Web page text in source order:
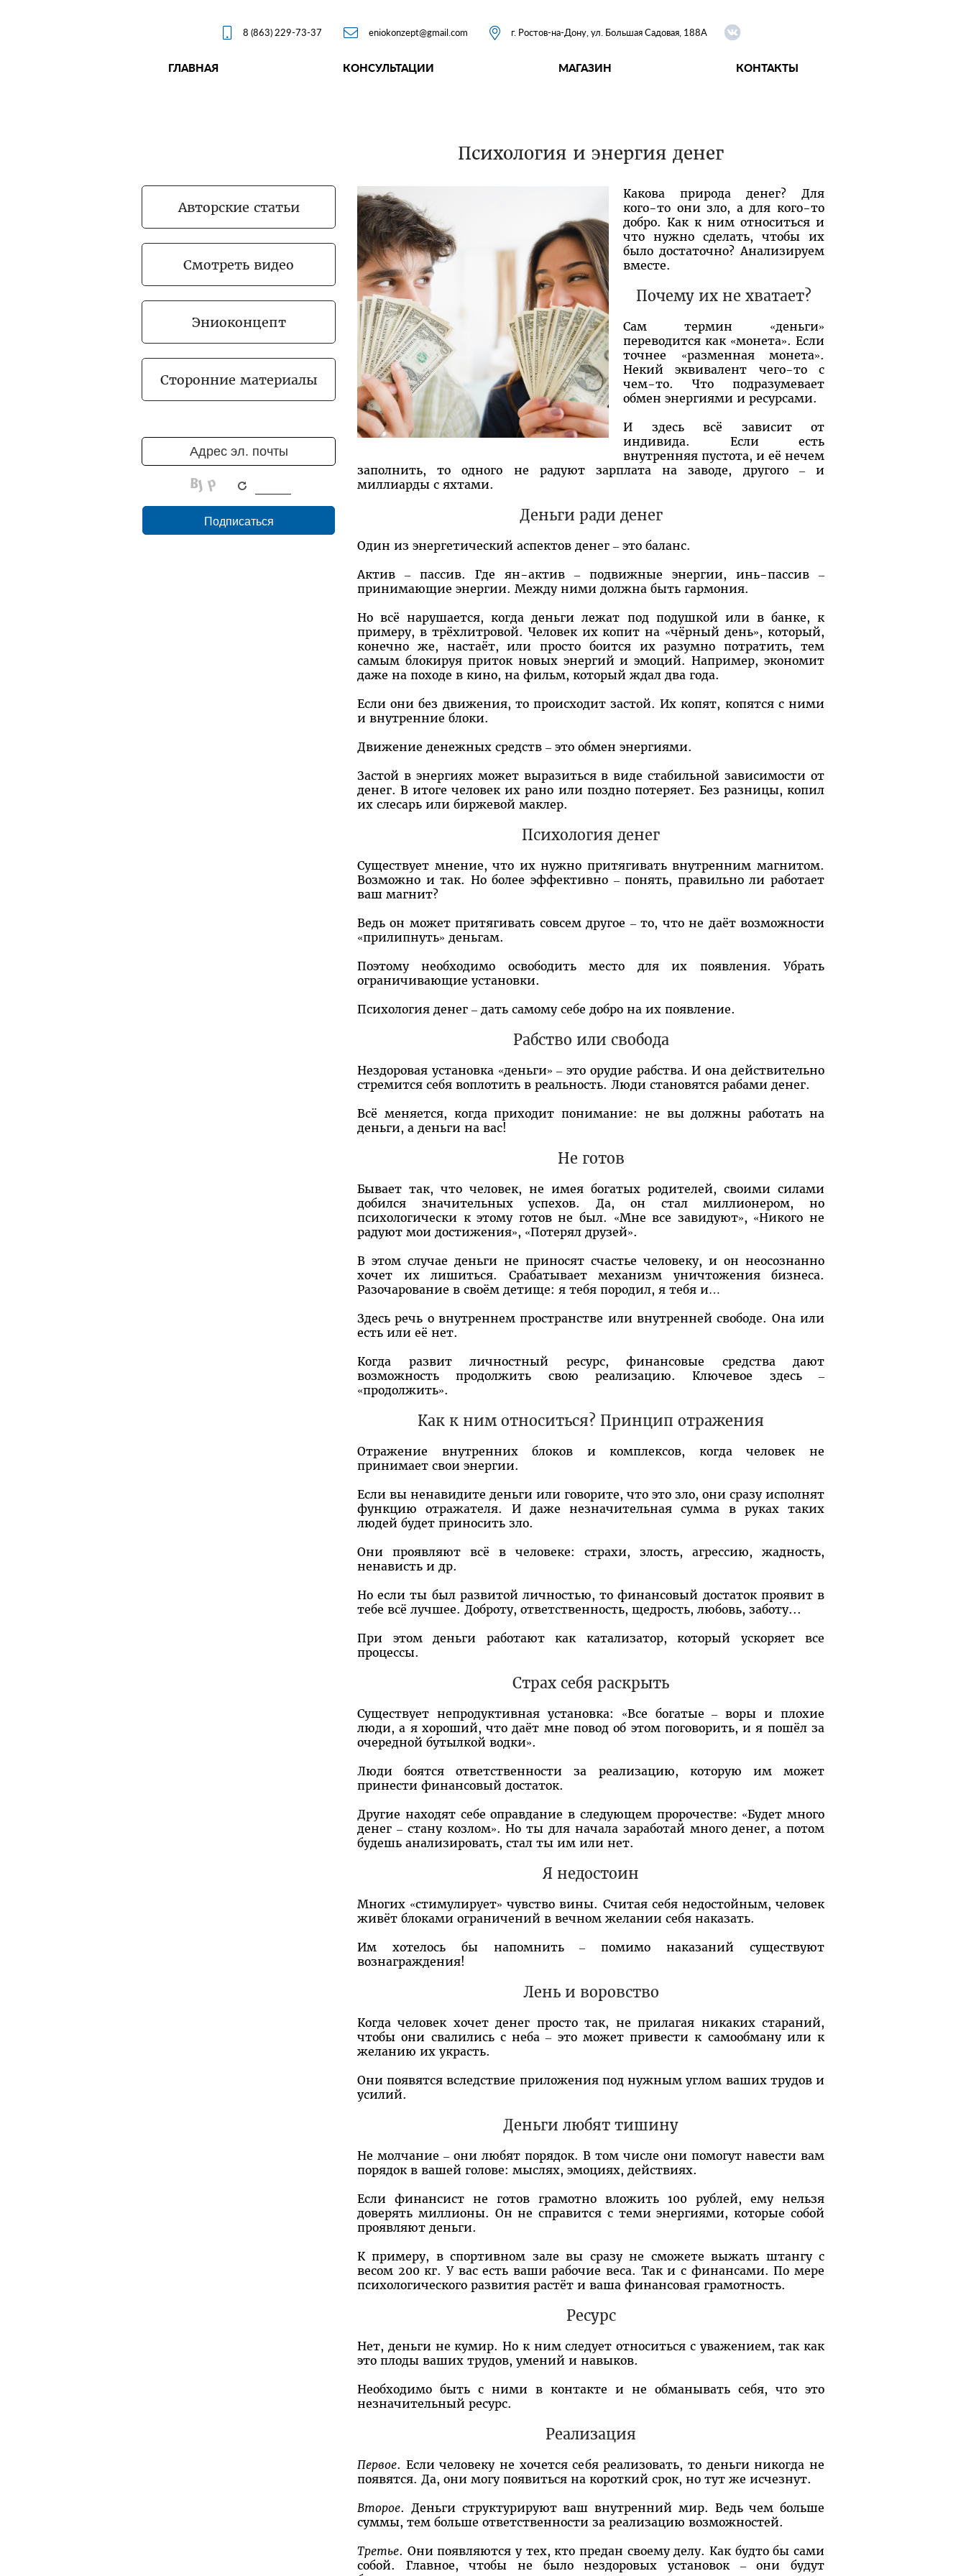
 8 (863) 229-73-37  eniokonzept@gmail.com  г. Ростов-на-Дону, ул. Большая Садовая, 188А
ГЛАВНАЯ КОНСУЛЬТАЦИИ МАГАЗИН КОНТАКТЫ
Авторские статьи
Смотреть видео
Эниоконцепт
Сторонние материалы
Психология и энергия денег
Какова природа денег? Для
кого-то они зло, а для кого-то
добро. Как к ним относиться и
что нужно сделать, чтобы их
было достаточно? Анализируем
вместе.
Почему их не хватает?
Сам термин «деньги»
переводится как «монета». Если
точнее «разменная монета».
Некий эквивалент чего-то с
чем-то. Что подразумевает
обмен энергиями и ресурсами.
И здесь всё зависит от
индивида. Если есть
внутренняя пустота, и её нечем
заполнить, то одного не радуют зарплата на заводе, другого – и
миллиарды с яхтами.
Деньги ради денег
Один из энергетический аспектов денег – это баланс.
Актив – пассив. Где ян-актив – подвижные энергии, инь-пассив –
принимающие энергии. Между ними должна быть гармония.
Но всё нарушается, когда деньги лежат под подушкой или в банке, к
примеру, в трёхлитровой. Человек их копит на «чёрный день», который,
конечно же, настаёт, или просто боится их разумно потратить, тем
самым блокируя приток новых энергий и эмоций. Например, экономит
даже на походе в кино, на фильм, который ждал два года.
Если они без движения, то происходит застой. Их копят, копятся с ними
и внутренние блоки.
Движение денежных средств – это обмен энергиями.
Застой в энергиях может выразиться в виде стабильной зависимости от
денег. В итоге человек их рано или поздно потеряет. Без разницы, копил
их слесарь или биржевой маклер.
Психология денег
Существует мнение, что их нужно притягивать внутренним магнитом.
Возможно и так. Но более эффективно – понять, правильно ли работает
ваш магнит?
Ведь он может притягивать совсем другое – то, что не даёт возможности
«прилипнуть» деньгам.
Поэтому необходимо освободить место для их появления. Убрать
ограничивающие установки.
Психология денег – дать самому себе добро на их появление.
Рабство или свобода
Нездоровая установка «деньги» – это орудие рабства. И она действительно
стремится себя воплотить в реальность. Люди становятся рабами денег.
Всё меняется, когда приходит понимание: не вы должны работать на
деньги, а деньги на вас!
Не готов
Бывает так, что человек, не имея богатых родителей, своими силами
добился значительных успехов. Да, он стал миллионером, но
психологически к этому готов не был. «Мне все завидуют», «Никого не
радуют мои достижения», «Потерял друзей».
В этом случае деньги не приносят счастье человеку, и он неосознанно
хочет их лишиться. Срабатывает механизм уничтожения бизнеса.
Разочарование в своём детище: я тебя породил, я тебя и…
Здесь речь о внутреннем пространстве или внутренней свободе. Она или
есть или её нет.
Когда развит личностный ресурс, финансовые средства дают
возможность продолжить свою реализацию. Ключевое здесь –
«продолжить».
Как к ним относиться? Принцип отражения
Отражение внутренних блоков и комплексов, когда человек не
принимает свои энергии.
Если вы ненавидите деньги или говорите, что это зло, они сразу исполнят
функцию отражателя. И даже незначительная сумма в руках таких
людей будет приносить зло.
Они проявляют всё в человеке: страхи, злость, агрессию, жадность,
ненависть и др.
Но если ты был развитой личностью, то финансовый достаток проявит в
тебе всё лучшее. Доброту, ответственность, щедрость, любовь, заботу...
При этом деньги работают как катализатор, который ускоряет все
процессы.
Страх себя раскрыть
Существует непродуктивная установка: «Все богатые – воры и плохие
люди, а я хороший, что даёт мне повод об этом поговорить, и я пошёл за
очередной бутылкой водки».
Люди боятся ответственности за реализацию, которую им может
принести финансовый достаток.
Другие находят себе оправдание в следующем пророчестве: «Будет много
денег – стану козлом». Но ты для начала заработай много денег, а потом
будешь анализировать, стал ты им или нет.
Я недостоин
Многих «стимулирует» чувство вины. Считая себя недостойным, человек
живёт блоками ограничений в вечном желании себя наказать.
Им хотелось бы напомнить – помимо наказаний существуют
вознаграждения!
Лень и воровство
Когда человек хочет денег просто так, не прилагая никаких стараний,
чтобы они свалились с неба – это может привести к самообману или к
желанию их украсть.
Они появятся вследствие приложения под нужным углом ваших трудов и
усилий.
Деньги любят тишину
Не молчание – они любят порядок. В том числе они помогут навести вам
порядок в вашей голове: мыслях, эмоциях, действиях.
Если финансист не готов грамотно вложить 100 рублей, ему нельзя
доверять миллионы. Он не справится с теми энергиями, которые собой
проявляют деньги.
К примеру, в спортивном зале вы сразу не сможете выжать штангу с
весом 200 кг. У вас есть ваши рабочие веса. Так и с финансами. По мере
психологического развития растёт и ваша финансовая грамотность.
Ресурс
Нет, деньги не кумир. Но к ним следует относиться с уважением, так как
это плоды ваших трудов, умений и навыков.
Необходимо быть с ними в контакте и не обманывать себя, что это
незначительный ресурс.
Реализация
Первое. Если человеку не хочется себя реализовать, то деньги никогда не
появятся. Да, они могу появиться на короткий срок, но тут же исчезнут.
Второе. Деньги структурируют ваш внутренний мир. Ведь чем больше
суммы, тем больше ответственности за реализацию возможностей.
Третье. Они появляются у тех, кто предан своему делу. Как будто бы сами
собой. Главное, чтобы не было нездоровых установок – они будут